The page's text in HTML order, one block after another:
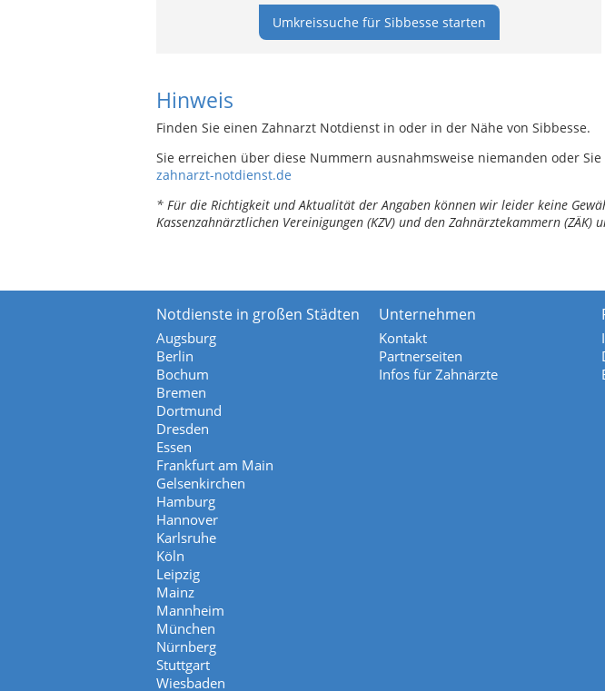
Umkreissuche für Sibbesse starten
Hinweis
Finden Sie einen Zahnarzt Notdienst in oder in der Nähe von Sibbesse.
Sie erreichen über diese Nummern ausnahmsweise niemanden oder
zahnarzt-notdienst.de
* Für die Richtigkeit und Aktualität der Angaben können wir leider keine
Kassenzahnärztlichen Vereinigungen (KZV) und den Zahnärztekammern (ZÄK)
Notdienste in großen Städten
Augsburg
Berlin
Bochum
Bremen
Dortmund
Dresden
Essen
Frankfurt am Main
Gelsenkirchen
Hamburg
Hannover
Karlsruhe
Köln
Leipzig
Mainz
Mannheim
München
Nürnberg
Stuttgart
Wiesbaden
Unternehmen
Kontakt
Partnerseiten
Infos für Zahnärzte